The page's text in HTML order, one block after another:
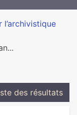
des résultats